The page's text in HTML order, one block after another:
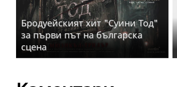
Бродуейският хит "Суини Тод"
за първи път на българска
сцена